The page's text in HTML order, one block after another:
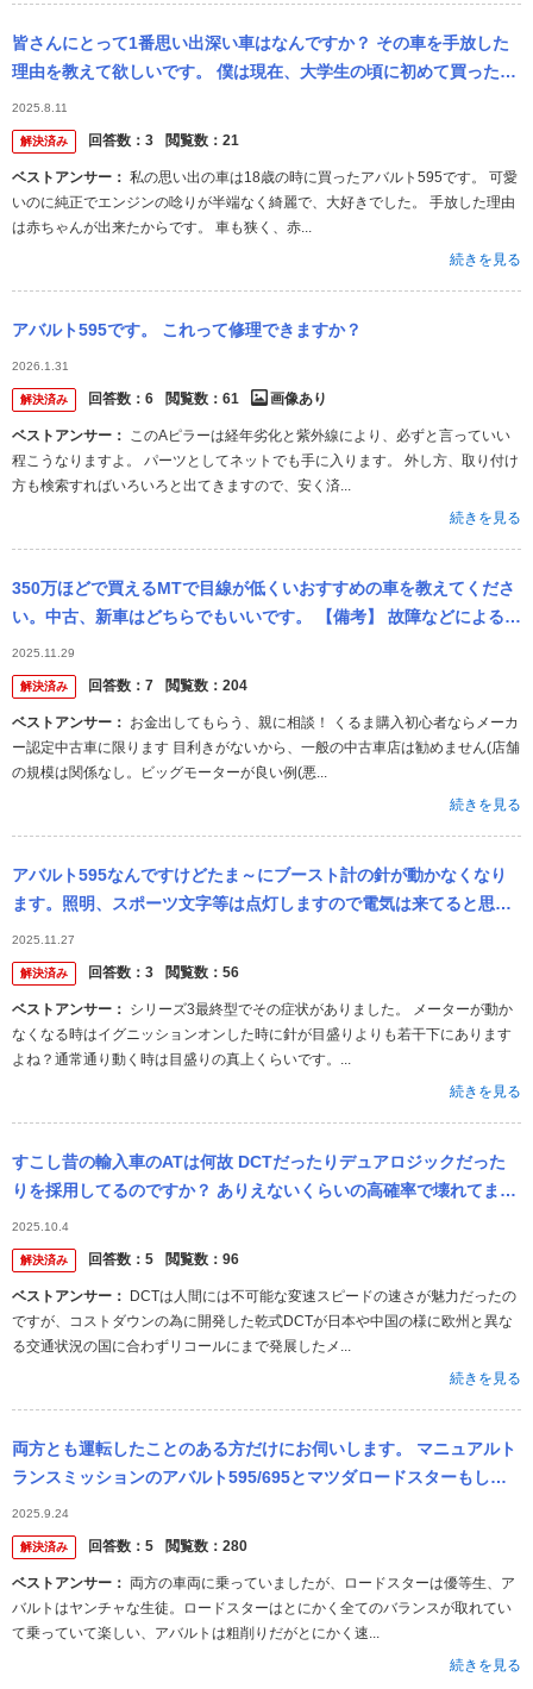
皆さんにとって1番思い出深い車はなんですか？ その車を手放した
理由を教えて欲しいです。 僕は現在、大学生の頃に初めて買った車
のエンジンがブローしてしまい、修理するか悩んでいます、、、 皆
さんの車...
2025.8.11
解決済み 回答数： 3 閲覧数： 21
ベストアンサー：
いのに純正でエンジンの唸りが半端なく綺麗で、大好きでした。 手放した理由
は赤ちゃんが出来たからです。 車も狭く、赤...
続きを見る
アバルト595です。 これって修理できますか？
2026.1.31
解決済み 回答数： 6 閲覧数： 61 画像あり
ベストアンサー：
程こうなりますよ。 パーツとしてネットでも手に入ります。 外し方、取り付け
方も検索すればいろいろと出てきますので、安く済...
続きを見る
350万ほどで買えるMTで目線が低くいおすすめの車を教えてくださ
い。中古、新車はどちらでもいいです。 【備考】 故障などによる出
費、維持費はなるべく抑えたい。 ETC,カーナビ,スマホなどの音...
2025.11.29
解決済み 回答数： 7 閲覧数： 204
ベストアンサー：
ー認定中古車に限ります 目利きがないから、一般の中古車店は勧めません(店舗
の規模は関係なし。ビッグモーターが良い例(悪...
続きを見る
アバルト595なんですけどたま～にブースト計の針が動かなくなり
ます。照明、スポーツ文字等は点灯しますので電気は来てると思い
ます。 エンジンかけ直すと大抵直ります。 何が原因なんでしょう
か？
2025.11.27
解決済み 回答数： 3 閲覧数： 56
ベストアンサー：
なくなる時はイグニッションオンした時に針が目盛りよりも若干下にあります
よね？通常通り動く時は目盛りの真上くらいです。...
続きを見る
すこし昔の輸入車のATは何故 DCTだったりデュアロジックだった
りを採用してるのですか？ ありえないくらいの高確率で壊れてます
よね。 アイシン製ATなど使えばコストがちがうのですか？ 逆に国
産...
2025.10.4
解決済み 回答数： 5 閲覧数： 96
ベストアンサー：
ですが、コストダウンの為に開発した乾式DCTが日本や中国の様に欧州と異な
る交通状況の国に合わずリコールにまで発展したメ...
続きを見る
両方とも運転したことのある方だけにお伺いします。 マニュアルト
ランスミッションのアバルト595/695とマツダロードスターもしく
はロードスターRF（ND）、運転して楽しいのはどちらでしたでし
ょ...
2025.9.24
解決済み 回答数： 5 閲覧数： 280
ベストアンサー：
バルトはヤンチャな生徒。ロードスターはとにかく全てのバランスが取れてい
て乗っていて楽しい、アバルトは粗削りだがとにかく速...
続きを見る